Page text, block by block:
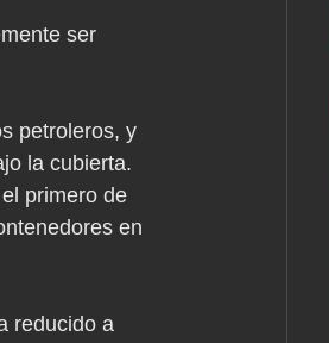
ser
petroleros, y
la cubierta.
primero de
en
reducido a